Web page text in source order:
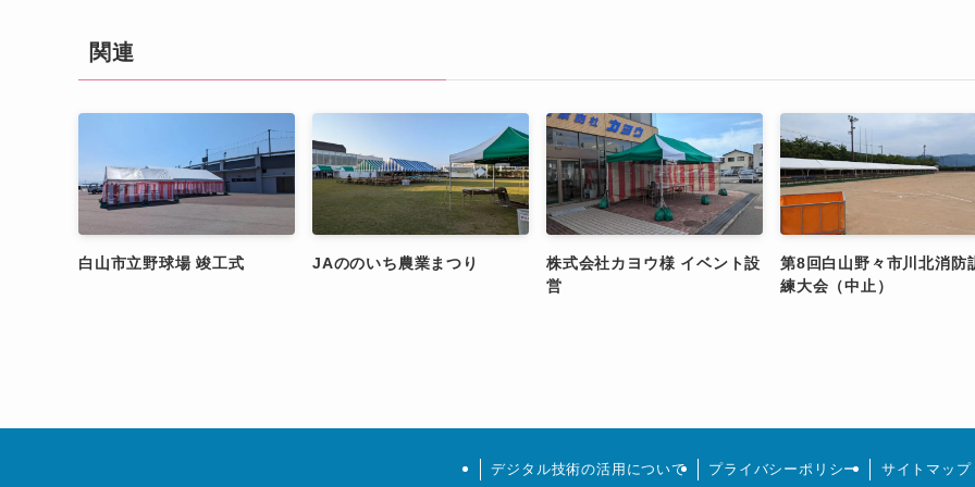
関連
白山市立野球場 竣工式 JAののいち農業まつり
株式会社カヨウ様 イベント設
営
第8回白山野々市川北消防
練大会（中止）
デジタル技術の活用について プライバシーポリシー サイトマップ